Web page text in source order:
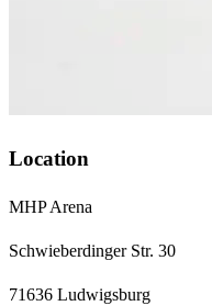
Location
MHP Arena
Schwieberdinger Str. 30
71636 Ludwigsburg